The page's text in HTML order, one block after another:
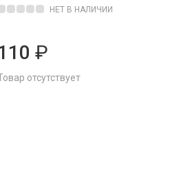
НЕТ В НАЛИЧИИ
₽
отсутствует